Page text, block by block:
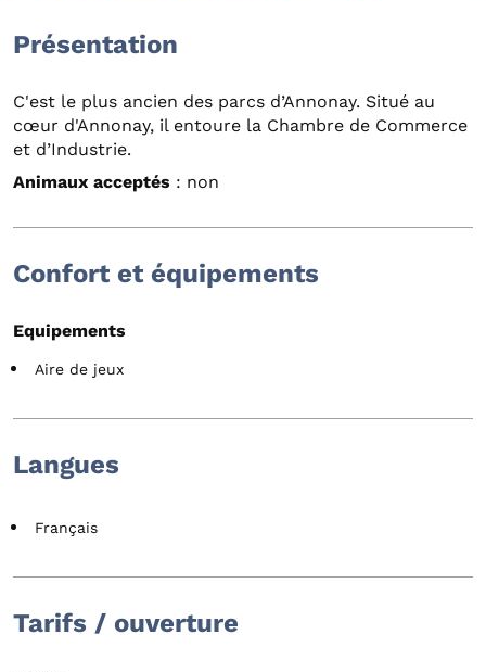
Présentation
C'est le plus ancien des parcs d’Annonay. Situé au
cœur d'Annonay, il entoure la Chambre de Commerce
et d’Industrie.
Animaux acceptés : non
Confort et équipements
Equipements
Aire de jeux
Langues
Français
Tarifs / ouverture